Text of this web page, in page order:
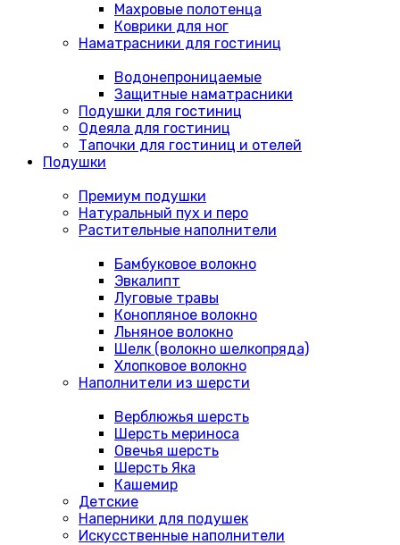
Махровые полотенца
Коврики для ног
Наматрасники для гостиниц
Водонепроницаемые
Защитные наматрасники
Подушки для гостиниц
Одеяла для гостиниц
Тапочки для гостиниц и отелей
Подушки
Премиум подушки
Натуральный пух и перо
Растительные наполнители
Бамбуковое волокно
Эвкалипт
Луговые травы
Конопляное волокно
Льняное волокно
Шелк (волокно шелкопряда)
Хлопковое волокно
Наполнители из шерсти
Верблюжья шерсть
Шерсть мериноса
Овечья шерсть
Шерсть Яка
Кашемир
Детские
Наперники для подушек
Искусственные наполнители